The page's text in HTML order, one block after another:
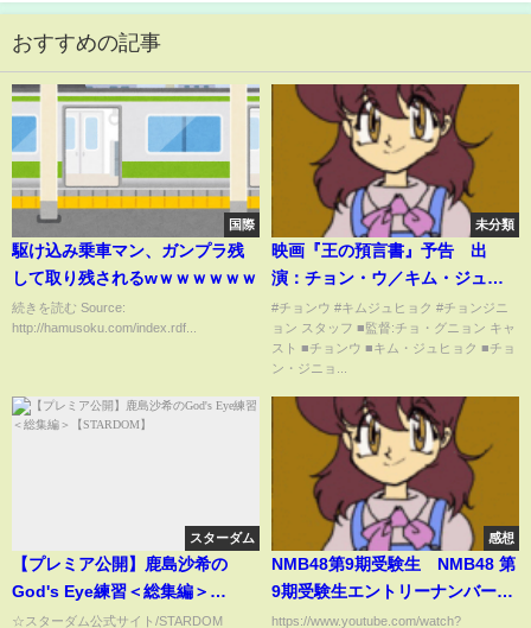
おすすめの記事
国際
駆け込み乗車マン、ガンプラ残
して取り残されるwｗｗｗｗｗｗ
続きを読む Source:
http://hamusoku.com/index.rdf...
未分類
映画『王の預言書』予告 出
演：チョン・ウ／キム・ジュヒ
ョク
#チョンウ #キムジュヒョク #チョンジニ
ョン スタッフ ■監督:チョ・グニョン キャ
スト ■チョンウ ■キム・ジュヒョク ■チョ
ン・ジニョ...
スターダム
【プレミア公開】鹿島沙希の
God's Eye練習＜総集編＞
【STARDOM】
☆スターダム公式サイト/STARDOM
感想
NMB48第9期受験生 NMB48 第
9期受験生エントリーナンバーた
ちを見てみた！合格予想
https://www.youtube.com/watch?